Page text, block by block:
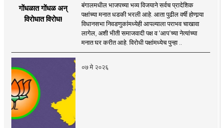
गोंधळात गोंधळ अन्
विरोधात विरोध!
बंगालमधील भाजपच्या भव्य विजयाने सर्वच प्रादेशिक
पक्षांच्या मनात धडकी भरली आहे. आता पुढील वर्षी होणार्‍या
विधानसभा निवडणुकांमध्येही आपल्याला पराभव चाखावा
लागेल, अशी भीती समाजवादी पक्ष व ‘आप’च्या नेत्यांच्या
मनात घर करीत आहे. विरोधी पक्षांमध्येच पुन्हा ..
०७ मे २०२६